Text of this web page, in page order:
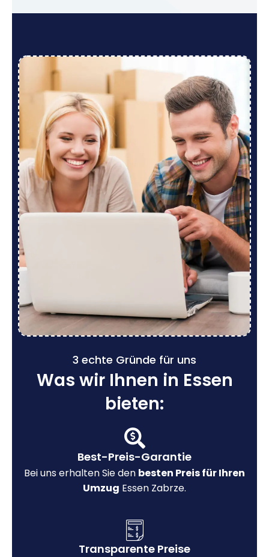
3 echte Gründe für uns
Was wir Ihnen in Essen
bieten:
Best-Preis-Garantie
Bei uns erhalten Sie den besten Preis für Ihren
Umzug Essen Zabrze.
Transparente Preise